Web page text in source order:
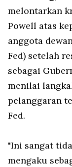
melontarkan
Powell atas
anggota
Fed) setelah
sebagai
menilai
pelanggaran
Fed.
"Ini sangat
mengaku